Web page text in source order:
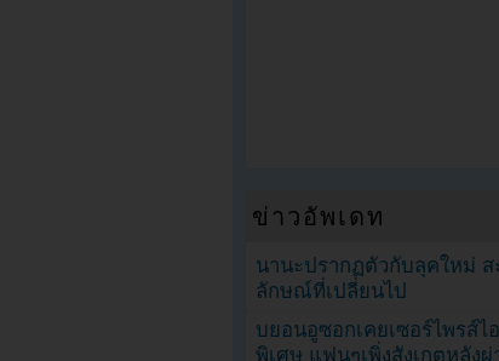
ข่าวอัพเดท
นานะปรากฏตัวกับลุคใหม่
ลักษณ์ที่เปลี่ยนไป
บยอนอูซอกเคยเซอร์ไพรส์ไ
พิเศษ แฟนๆเพิ่งสังเกตหลัง